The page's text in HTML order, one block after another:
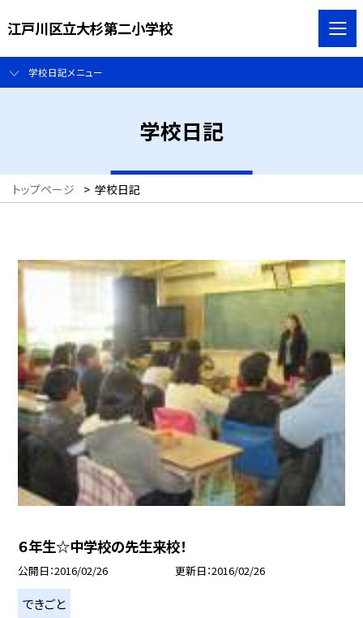
江戸川区立大杉第二小学校
学校日記メニュー
学校日記
トップページ > 学校日記
６年生☆中学校の先生来校！
公開日 2016/02/26 更新日 2016/02/26
できごと